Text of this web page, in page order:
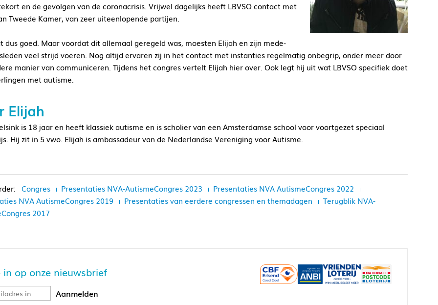
en de gevolgen van de coronacrisis. Vrijwel dagelijks heeft LBVSO contact met
Tweede Kamer, van zeer uiteenlopende partijen.
dus goed. Maar voordat dit allemaal geregeld was, moesten Elijah en zijn mede-
veel strijd voeren. Nog altijd ervaren zij in het contact met instanties regelmatig onbegrip, onder meer door
manier van communiceren. Tijdens het congres vertelt Elijah hier over. Ook legt hij uit wat LBVSO specifiek doet
met autisme.
Elijah
is 18 jaar en heeft klassiek autisme en is scholier van een Amsterdamse school voor voortgezet speciaal
Hij zit in 5 vwo. Elijah is ambassadeur van de Nederlandse Vereniging voor Autisme.
Congres Presentaties NVA-AutismeCongres 2023
Presentaties NVA AutismeCongres 2022
NVA AutismeCongres 2019
Presentaties van eerdere congressen en themadagen
Terugblik NVA-
2017
in op onze nieuwsbrief